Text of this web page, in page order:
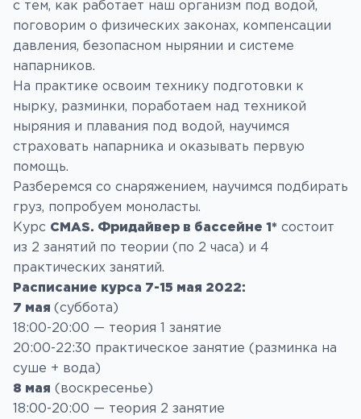
с тем, как работает наш организм под водой,
поговорим о физических законах, компенсации
давления, безопасном нырянии и системе
напарников.
На практике освоим технику подготовки к
нырку, разминки, поработаем над техникой
ныряния и плавания под водой, научимся
страховать напарника и оказывать первую
помощь.
Разберемся со снаряжением, научимся подбирать
груз, попробуем моноласты.
Курс CMAS. Фридайвер в бассейне 1* состоит
из 2 занятий по теории (по 2 часа) и 4
практических занятий.
Расписание курса 7-15 мая 2022:
7 мая (суббота)
18:00-20:00 — теория 1 занятие
20:00-22:30 практическое занятие (разминка на
суше + вода)
8 мая (воскресенье)
18:00-20:00 — теория 2 занятие